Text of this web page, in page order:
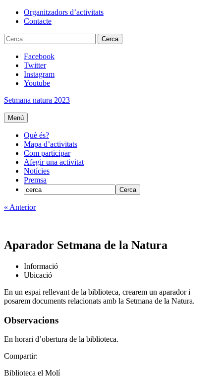
Skip
Organitzadors d’activitats
Contacte
Cerca:
Facebook
Twitter
Instagram
Youtube
Setmana natura 2023
Menú
Què és?
Mapa d’activitats
Com participar
Afegir una activitat
Notícies
Premsa
« Anterior
Aparador Setmana de la Natura
Informació
Ubicació
En un espai rellevant de la biblioteca, crearem un aparador i
posarem documents relacionats amb la Setmana de la Natura.
Observacions
En horari d’obertura de la biblioteca.
Compartir:
Biblioteca el Molí